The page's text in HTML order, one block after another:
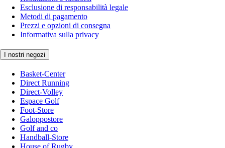
Esclusione di responsabilità legale
Metodi di pagamento
Prezzi e opzioni di consegna
Informativa sulla privacy
I nostri negozi
Basket-Center
Direct Running
Direct-Volley
Espace Golf
Foot-Store
Galoppostore
Golf and co
Handball-Store